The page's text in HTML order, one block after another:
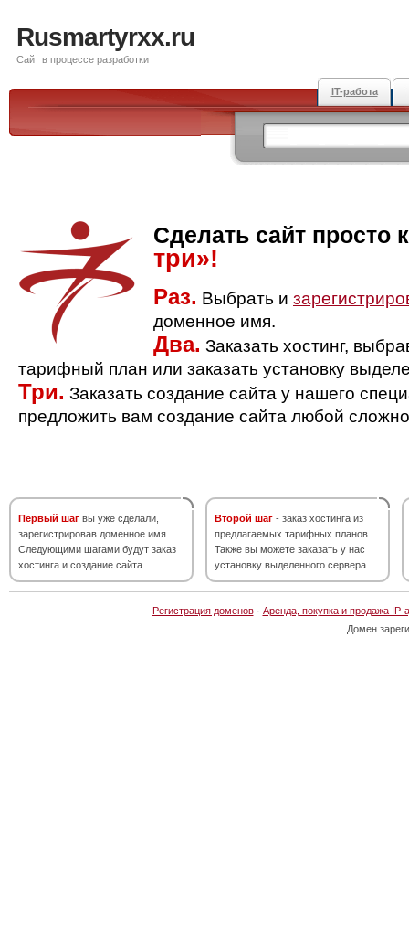
Rusmartyrxx.ru
Сайт в процессе разработки
IT-работа
Сделать сайт просто
три»!
Раз. Выбрать и
доменное имя.
Два. Заказать хостинг,
тарифный план или заказать установку
Три. Заказать создание сайта у нашего
предложить вам создание сайта любой
Первый шаг вы уже сделали,
зарегистрировав доменное имя.
Следующими шагами будут заказ
хостинга и создание сайта.
Второй шаг - заказ хостинга из
предлагаемых тарифных планов.
Также вы можете заказать у нас
установку выделенного сервера.
Регистрация доменов· Аренда, покупка и продажа IP-
Домен